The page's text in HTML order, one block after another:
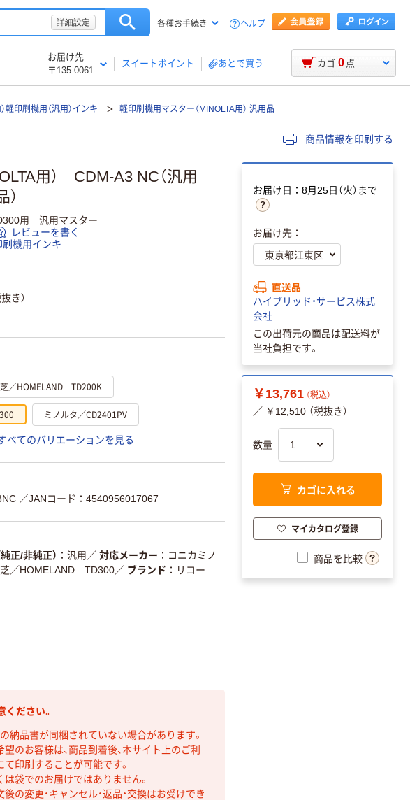
詳細設定 各種お手続き ヘルプ
お届け先
〒135-0061
スイートポイント あとで買う カゴ 0 点
軽印刷機用（汎用）インキ 軽印刷機用マスター（MINOLTA用） 汎用品
商品情報を印刷する
用） CDM-A3 NC（汎用
用 汎用マスター
レビューを書く
刷機用インキ
き）
／HOMELAND TD200K
ミノルタ／CD2401PV
べてのバリエーションを見る
／JANコード：4540956017067
正/非純正） 汎用 ／ 対応メーカー
コニカミノ
芝／HOMELAND TD300／ ブランド
リコー
ください。
納品書が同梱されていない場合があります。
のお客様は、商品到着後、本サイト上のご利
印刷することが可能です。
袋でのお届けではありません。
の変更・キャンセル・返品・交換はお受けでき
お届け日：8月25日（火）まで
お届け先：
直送品
ハイブリッド・サービス株式
会社
この出荷元の商品は配送料が
当社負担です。
￥13,761 （税込）
／ ￥12,510 （税抜き）
数量
カゴに入れる
マイカタログ登録
商品を比較